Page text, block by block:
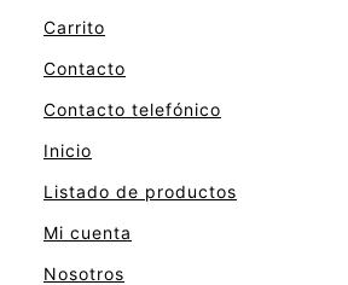
Carrito
Contacto
Contacto telefónico
Inicio
Listado de productos
Mi cuenta
Nosotros